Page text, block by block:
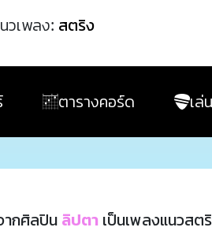
วเพลง: สตริง
ตารางคอร์ด เล่
ากศิลปิน ลิปตา เป็นเพลงแนวสต